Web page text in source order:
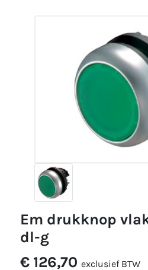
em drukknop vlak puls m22-
dl-g
€ 126,70 exclusief BTW